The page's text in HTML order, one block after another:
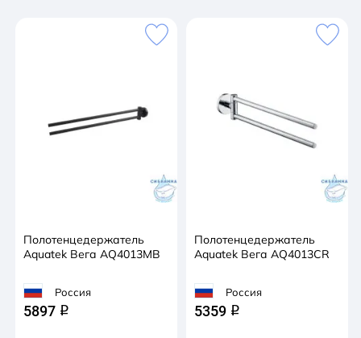
Полотенцедержатель
Aquatek Вега AQ4013MB
Россия
5897 q
Полотенцедержатель
Aquatek Вега AQ4013CR
Россия
5359 q